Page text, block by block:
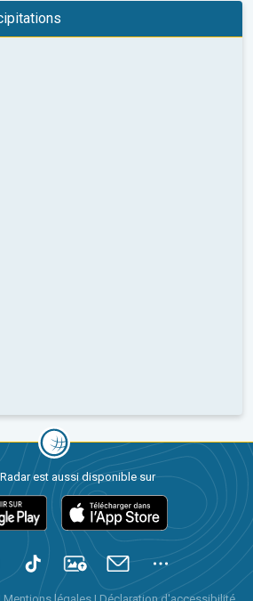
est aussi disponible sur